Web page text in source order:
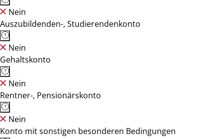
Nein
Auszubildenden-, Studierendenkonto
Nein
Gehaltskonto
Nein
Rentner-, Pensionärskonto
Nein
Konto mit sonstigen besonderen Bedingungen